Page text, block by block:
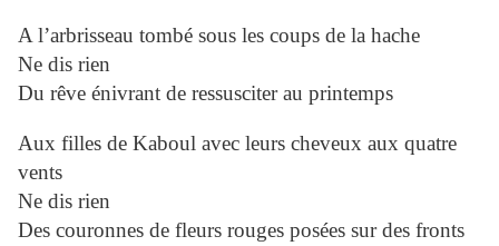
A l’arbrisseau tombé sous les coups de la hache
Ne dis rien
Du rêve énivrant de ressusciter au printemps
Aux filles de Kaboul avec leurs cheveux aux quatre
vents
Ne dis rien
Des couronnes de fleurs rouges posées sur des fronts